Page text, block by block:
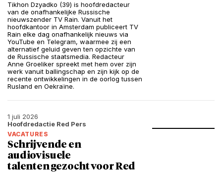
Tikhon Dzyadko (39) is hoofdredacteur
van de onafhankelijke Russische
nieuwszender TV Rain. Vanuit het
hoofdkantoor in Amsterdam publiceert TV
Rain elke dag onafhankelijk nieuws via
YouTube en Telegram, waarmee zij een
alternatief geluid geven ten opzichte van
de Russische staatsmedia. Redacteur
Anne Groeliker spreekt met hem over zijn
werk vanuit ballingschap en zijn kijk op de
recente ontwikkelingen in de oorlog tussen
Rusland en Oekraïne.
1 juli 2026
Hoofdredactie Red Pers
VACATURES
Schrijvende en
audiovisuele
talenten gezocht voor Red